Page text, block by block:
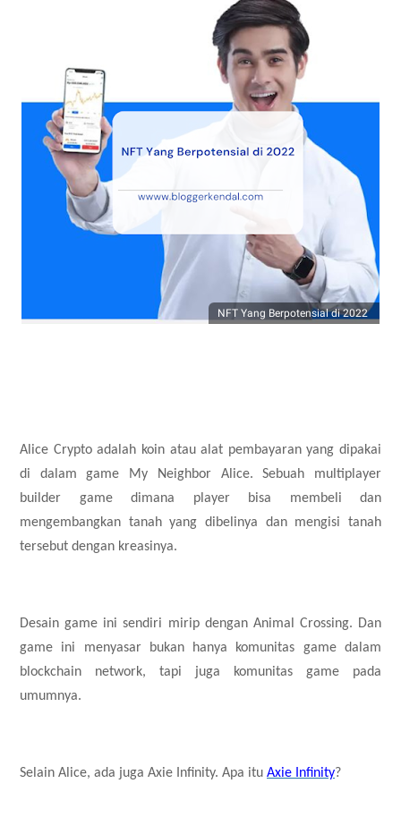
NFT Yang Berpotensial di 2022
Alice Crypto adalah koin atau alat pembayaran yang dipakai
di dalam game My Neighbor Alice. Sebuah multiplayer
builder game dimana player bisa membeli dan
mengembangkan tanah yang dibelinya dan mengisi tanah
tersebut dengan kreasinya.
Desain game ini sendiri mirip dengan Animal Crossing. Dan
game ini menyasar bukan hanya komunitas game dalam
blockchain network, tapi juga komunitas game pada
umumnya.
Selain Alice, ada juga Axie Infinity. Apa itu Axie Infinity?